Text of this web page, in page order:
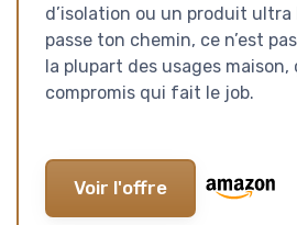
d’isolation ou un produit ultra
passe ton chemin, ce n’est
la plupart des usages maison,
compromis qui fait le job.
Voir l'offre